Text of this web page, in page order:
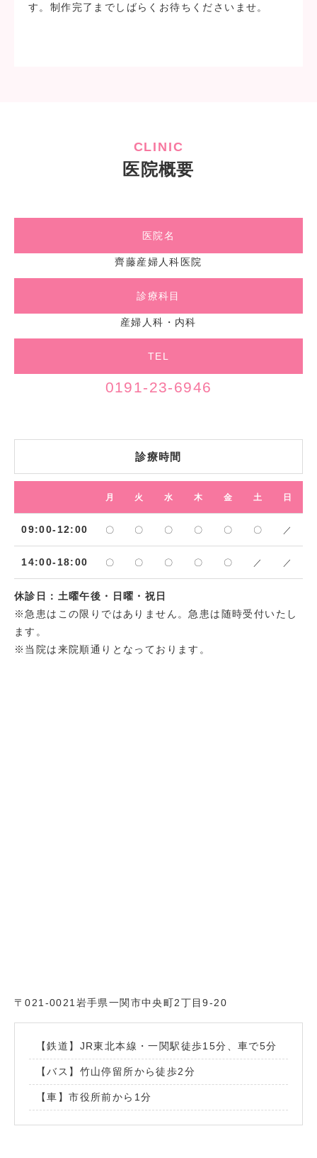
す。制作完了までしばらくお待ちくださいませ。
令和6年10月1日から始まっていた一関市の助成対象
期間が令和7年3月31日までに延長されています。
発熱患者等への対応について
当医院では発熱その他感染症を疑わせるような症状
ております。ただし、受け入れる際の感染防止策と
間的に動線を分ける必要があります。また、医師が
あります。そのため、お車でお待ちいただいたり、
来院時間をずらして再度来ていただくこともありま
す。受診前にお電話いただければ、来院時間など受
診の手順を説明いたしますので、
ご連絡をお願いい
たします。待てないような状態であったり、こちら
の指定する時間に受診が難しい場合などは申し訳あ
りませんが、他の医療機関を受診してください。
2024.06.01 お知らせ
診療報酬に関する掲示
きました。 大変ありがとうございます。職員一同大
変感謝しております。大切に使用させて頂きます。
この画像は一部になりますが、ホームページにて感
謝のお礼申し上げます。
院長 齊藤 純也
CLINIC
医院概要
医院名
齊藤産婦人科医院
診療科目
産婦人科・内科
TEL
0191-23-6946
診療時間
月 火 水 木 金 土 日
09:00-12:00 〇 〇 〇 〇 〇 〇 ／
14:00-18:00 〇 〇 〇 〇 〇 ／ ／
休診日：土曜午後・日曜・祝日
※急患はこの限りではありません。急患は随時受付いたし
ます。
※当院は来院順通りとなっております。
〒021-0021 岩手県一関市中央町2丁目9-20
【鉄道】JR東北本線・一関駅徒歩15分、車で5分
【バス】竹山停留所から徒歩2分
【車】市役所前から1分